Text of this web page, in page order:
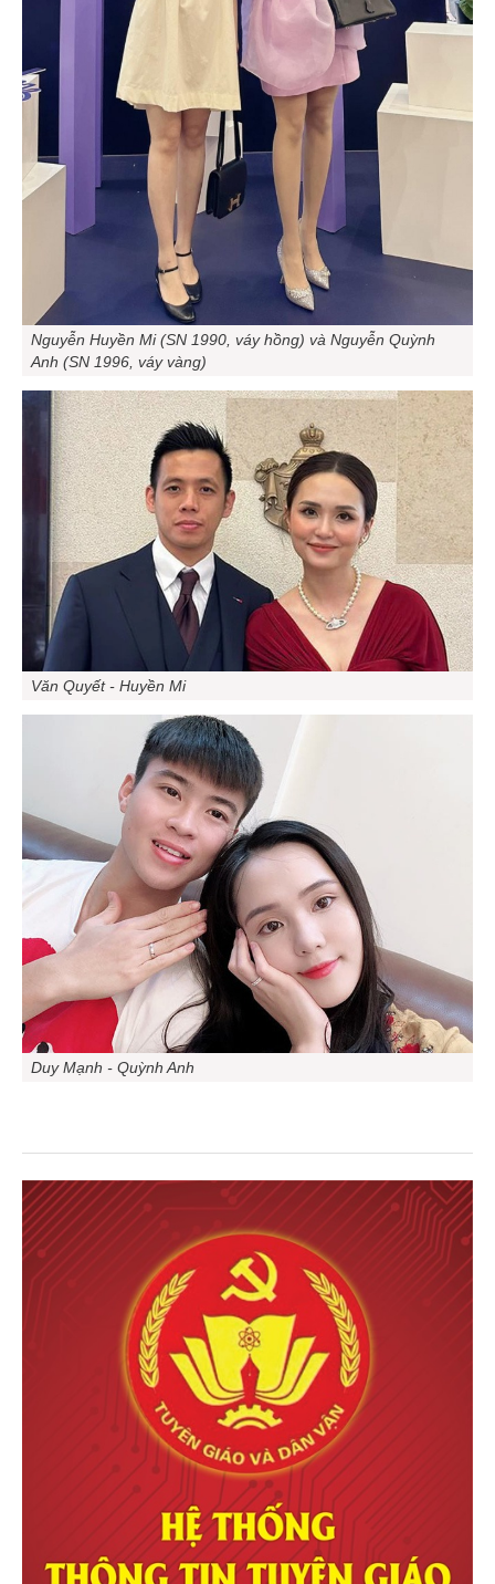
Nguyễn Huyền Mi (SN 1990, váy hồng) và Nguyễn Quỳnh
Anh (SN 1996, váy vàng)
Văn Quyết - Huyền Mi
Duy Mạnh - Quỳnh Anh